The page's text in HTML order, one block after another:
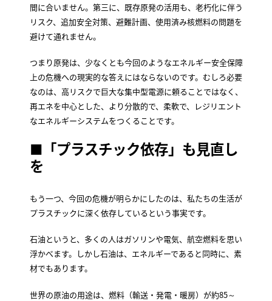
間に合いません。第三に、既存原発の活用も、老朽化に伴う
リスク、追加安全対策、避難計画、使用済み核燃料の問題を
避けて通れません。
つまり原発は、少なくとも今回のようなエネルギー安全保障
上の危機への現実的な答えにはならないのです。むしろ必要
なのは、高リスクで巨大な集中型電源に頼ることではなく、
再エネを中心とした、より分散的で、柔軟で、レジリエント
なエネルギーシステムをつくることです。
■「プラスチック依存」も見直し
を
もう一つ、今回の危機が明らかにしたのは、私たちの生活が
プラスチックに深く依存しているという事実です。
石油というと、多くの人はガソリンや電気、航空燃料を思い
浮かべます。しかし石油は、エネルギーであると同時に、素
材でもあります。
世界の原油の用途は、燃料（輸送・発電・暖房）が約85～